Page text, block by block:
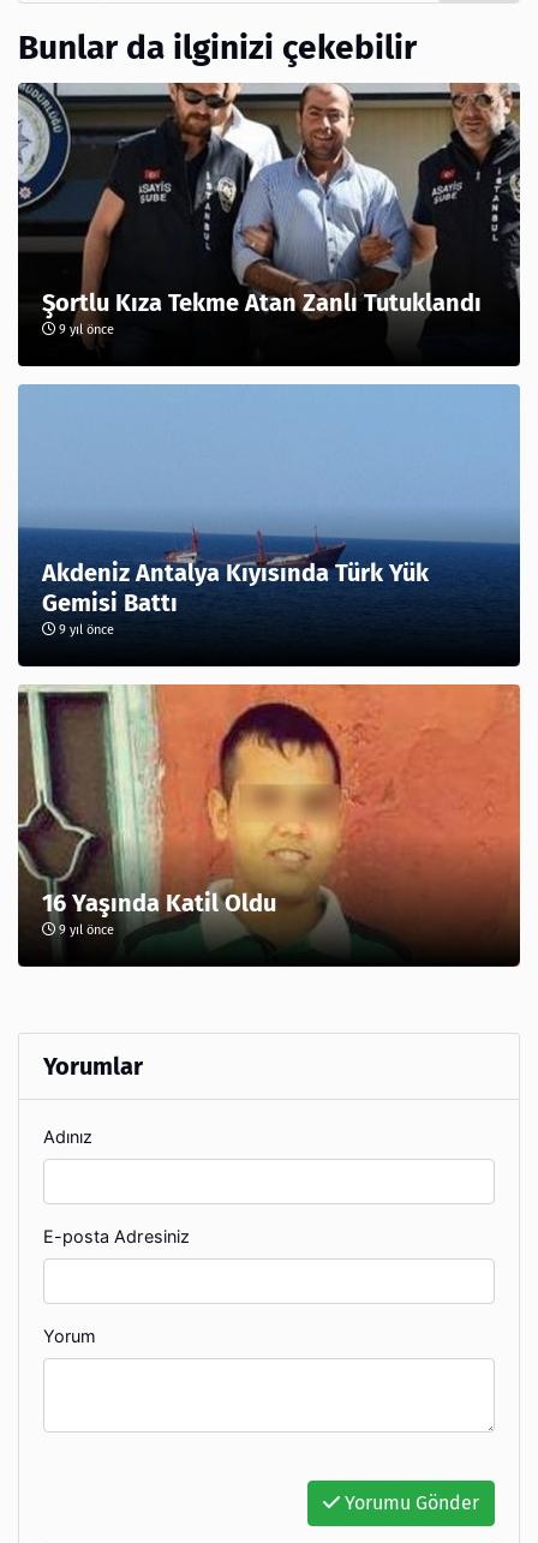
Bunlar da ilginizi çekebilir
Şortlu Kıza Tekme Atan Zanlı Tutuklandı
9 yıl önce
Akdeniz Antalya Kıyısında Türk Yük
Gemisi Battı
9 yıl önce
16 Yaşında Katil Oldu
9 yıl önce
Yorumlar
Adınız
E-posta Adresiniz
Yorum
Yorumu Gönder